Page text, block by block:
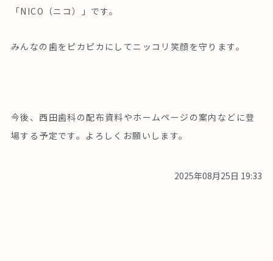
「NICO（ニコ）」です。
みんなの歯をピカピカにしてニッコリ笑顔を守ります。
今後、西田歯科の配布資料やホームページの案内などに登
場する予定です。よろしくお願いします。
2025年08月25日 19:33